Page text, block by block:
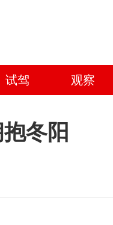
试驾 观察
冬阳